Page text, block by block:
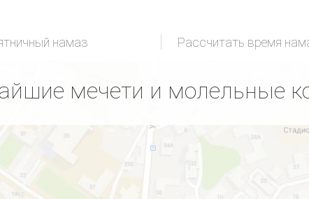
намаз Рассчитать время
мечети и молельные